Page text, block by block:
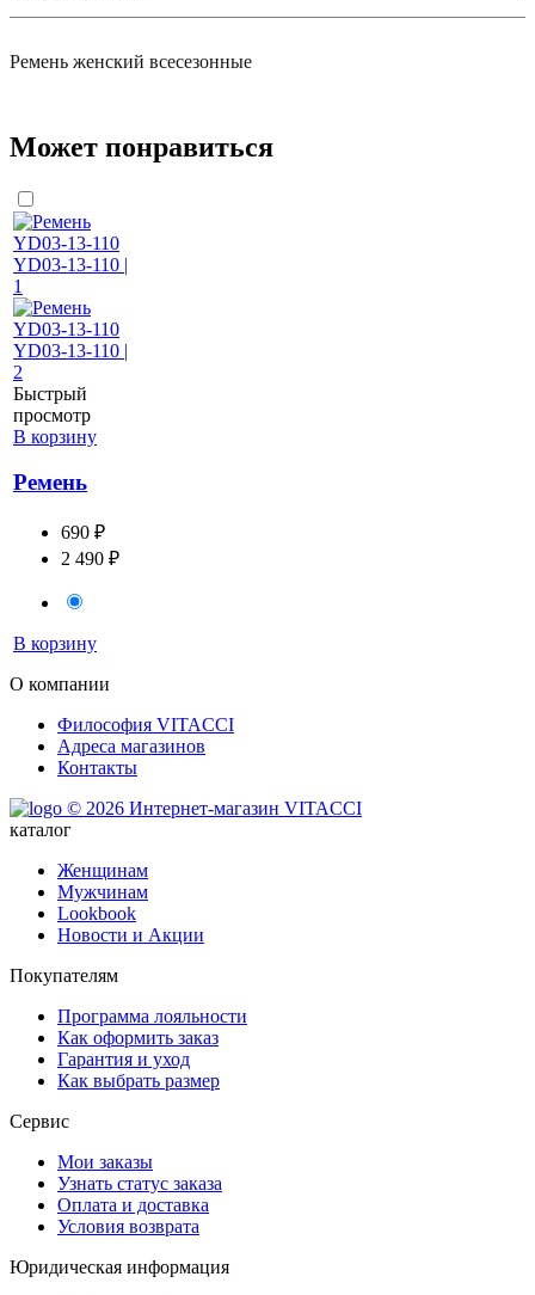
Ремень женский всесезонные
Может понравиться
Быстрый
просмотр
В корзину
Ремень
690 ₽
2 490 ₽
В корзину
О компании
Философия VITACCI
Адреса магазинов
Контакты
© 2026 Интернет-магазин VITACCI
каталог
Женщинам
Мужчинам
Lookbook
Новости и Акции
Покупателям
Программа лояльности
Как оформить заказ
Гарантия и уход
Как выбрать размер
Сервис
Мои заказы
Узнать статус заказа
Оплата и доставка
Условия возврата
Юридическая информация